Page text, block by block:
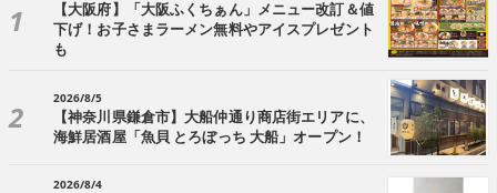
【大阪府】「大阪ふくちぁん」メニュー改訂＆値
下げ！お子さまラーメン無料やアイスプレゼント
も
2026/8/5
【神奈川県鎌倉市】大船仲通り商店街エリアに、
海鮮居酒屋「魚貝 とろぼっち 大船」オープン！
2026/8/4